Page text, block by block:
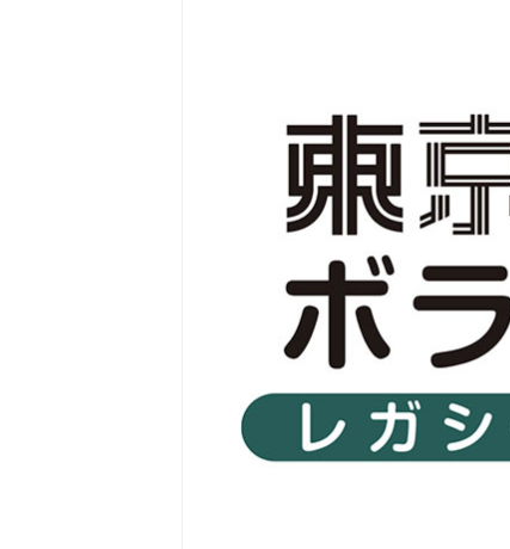
VLNポイントとは
シティキャスト
おもてなし語学ボランテ